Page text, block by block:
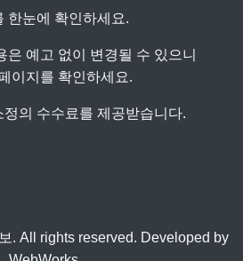
한눈에 확인하세요.
예고 없이 변경될 수 있으니
이지를 확인하세요.
의 수수료를 제공받습니다.
. All rights reserved. Developed by